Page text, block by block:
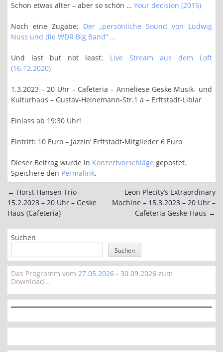
Schon etwas älter – aber so schön … Your decision (2015)
Noch eine Zugabe: Der „persönliche Sound von Ludwig
Nuss und die WDR Big Band“ …
Und last but not least: Live Stream aus dem Loft
(16.12.2020)
1.3.2023 – 20 Uhr – Cafeteria – Anneliese Geske Musik- und
Kulturhaus – Gustav-Heinemann-Str.1 a – Erftstadt-Liblar
Einlass ab 19:30 Uhr!
Eintritt: 10 Euro – Jazzin‘ Erftstadt-Mitglieder 6 Euro
Dieser Beitrag wurde in Konzertvorschläge gepostet.
Speichere den Permalink.
Post
navigation
← Horst Hansen Trio –
15.2.2023 – 20 Uhr – Geske
Haus (Cafeteria)
Leon Plecity’s Extraordinary
Machine – 15.3.2023 – 20 Uhr –
Cafeteria Geske-Haus →
Suchen
Suchen
Das Programm vom 27.05.2026 - 30.09.2026 zum
Download...